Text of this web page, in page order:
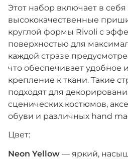
Этот набор включает в себя
высококачественные
круглой формы Rivoli с
поверхностью для
каждой стразе
что обеспечивает удобное
крепление к ткани. Такие
подходят для
сценических костюмов,
обуви и различных hand
Цвет:
Neon Yellow — яркий,